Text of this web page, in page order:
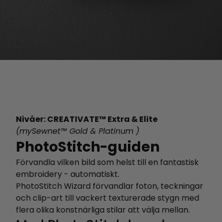
Nivåer: CREATIVATE™ Extra & Elite
(mySewnet™ Gold & Platinum )
PhotoStitch-guiden
Förvandla vilken bild som helst till en fantastisk
embroidery - automatiskt.
PhotoStitch Wizard förvandlar foton, teckningar
och clip-art till vackert texturerade stygn med
flera olika konstnärliga stilar att välja mellan.